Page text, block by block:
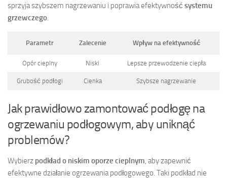
sprzyja szybszem nagrzewaniu i poprawia efektywność systemu
grzewczego.
Parametr Zalecenie Wpływ na efektywność
Opór cieplny Niski Lepsze przewodzenie ciepła
Grubość podłogi Cienka Szybsze nagrzewanie
Jak prawidłowo zamontować podłogę na
ogrzewaniu podłogowym, aby uniknąć
problemów?
Wybierz podkład o niskim oporze cieplnym, aby zapewnić
efektywne działanie ogrzewania podłogowego. Taki podkład nie